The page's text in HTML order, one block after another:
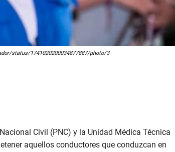
status/1741020200034877887/photo/3
Civil (PNC) y la Unidad Médica Técnica
aquellos conductores que conduzcan en